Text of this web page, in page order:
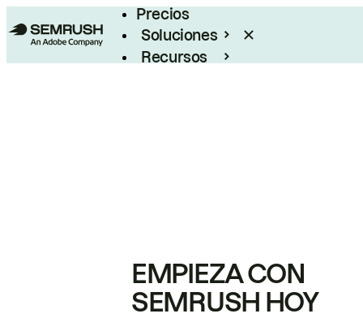
Precios
Soluciones
Recursos
EMPIEZA CON
SEMRUSH HOY